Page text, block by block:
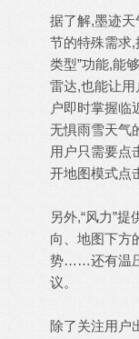
据了解,墨迹
节的特殊需求,
类型”功能,能
雷达,也能让
户即时掌握临
无惧雨雪天气
用户只需要点
开地图模式点
另外,“风力”
向、地图下方
势……还有温
议。
除了关注用户